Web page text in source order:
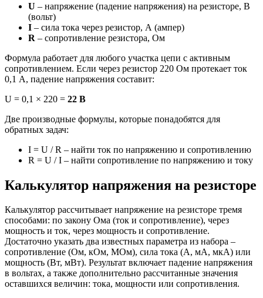
U – напряжение (падение напряжения) на резисторе, В
(вольт)
I – сила тока через резистор, А (ампер)
R – сопротивление резистора, Ом
Формула работает для любого участка цепи с активным
сопротивлением. Если через резистор 220 Ом протекает ток
0,1 А, падение напряжения составит:
U = 0,1 × 220 = 22 В
Две производные формулы, которые понадобятся для
обратных задач:
I = U / R – найти ток по напряжению и сопротивлению
R = U / I – найти сопротивление по напряжению и току
Калькулятор напряжения на резисторе
Калькулятор рассчитывает напряжение на резисторе тремя
способами: по закону Ома (ток и сопротивление), через
мощность и ток, через мощность и сопротивление.
Достаточно указать два известных параметра из набора –
сопротивление (Ом, кОм, МОм), сила тока (А, мА, мкА) или
мощность (Вт, мВт). Результат включает падение напряжения
в вольтах, а также дополнительно рассчитанные значения
оставшихся величин: тока, мощности или сопротивления.